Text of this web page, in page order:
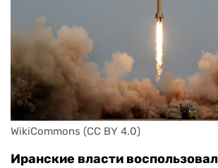
WikiCommons (CC BY 4.0)
Иранские власти